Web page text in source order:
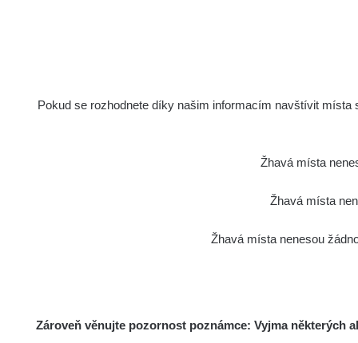
Pokud se rozhodnete díky našim informacím navštívit
Žhavá místa
Žhavá místa
Žhavá místa nenesou
Zároveň věnujte pozornost poznámce: Vyjma některých